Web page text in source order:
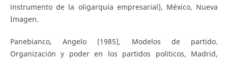
instrumento de la oligarquía empresarial), México, Nueva
Imagen.
Panebianco, Angelo (1985), Modelos de partido.
Organización y poder en los partidos políticos, Madrid,